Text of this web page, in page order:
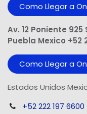
Como Llegar a
Av. 12 Poniente
Puebla Mexico +52
Como Llegar a
Estados Unidos
+52 222 197 6600